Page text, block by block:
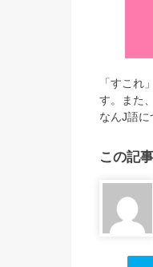
「すこれ
す。また
なんJ語に
この記